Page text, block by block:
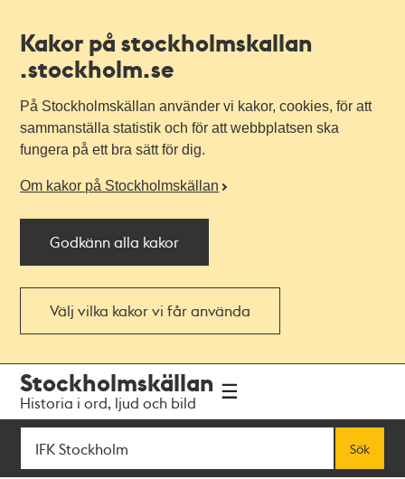
Kakor på stockholmskallan
.stockholm.se
På Stockholmskällan använder vi kakor, cookies, för att
sammanställa statistik och för att webbplatsen ska
fungera på ett bra sätt för dig.
Om kakor på Stockholmskällan
Godkänn alla kakor
Välj vilka kakor vi får använda
navigationen
huvudinnehållet
Stockholmskällan
Historia i ord, ljud och bild
Sök
Sök